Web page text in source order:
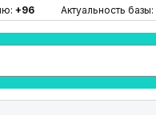
+96 Актуальность базы: